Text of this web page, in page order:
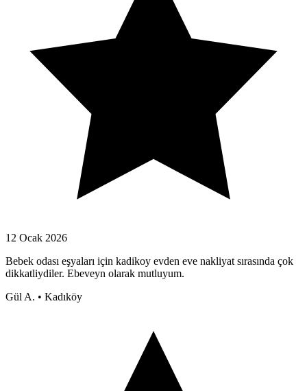
12 Ocak 2026
Bebek odası eşyaları için kadikoy evden eve nakliyat sırasında çok
dikkatliydiler. Ebeveyn olarak mutluyum.
Gül A. • Kadıköy